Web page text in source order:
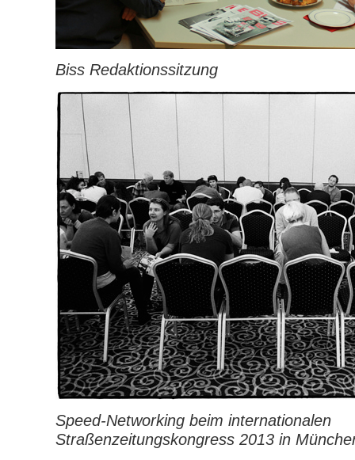
Biss Redaktionssitzung
Speed-Networking beim internationalen
Straßenzeitungskongress 2013 in